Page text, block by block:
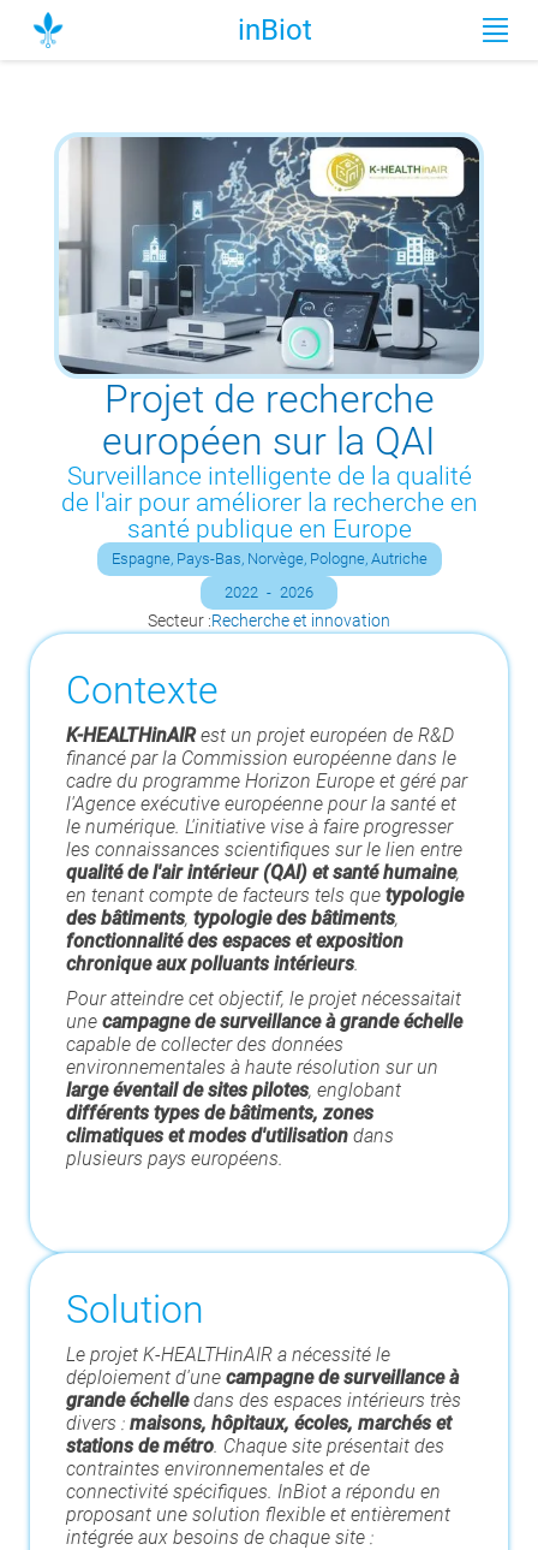
inBiot
Projet de recherche
européen sur la QAI
Surveillance intelligente de la qualité
de l'air pour améliorer la recherche en
santé publique en Europe
Espagne, Pays-Bas, Norvège, Pologne, Autriche
2022 - 2026
Secteur :Recherche et innovation
Contexte
K-HEALTHinAIRest un projet européen de R&D
financé par la Commission européenne dans le
cadre du programme Horizon Europe et géré par
l'Agence exécutive européenne pour la santé et
le numérique. L'initiative vise à faire progresser
les connaissances scientifiques sur le lien entre
qualité de l'air intérieur (QAI) et santé humaine,
en tenant compte de facteurs tels que typologie
des bâtiments, typologie des bâtiments,
fonctionnalité des espaces et exposition
chronique aux polluants intérieurs
Pour atteindre cet objectif, le projet nécessaitait
une campagne de surveillance à grande échelle
capable de collecter des données
environnementales à haute résolution sur un
large éventail de sites pilotes, englobant
différents types de bâtiments, zones
climatiques et modes d'utilisation dans
plusieurs pays européens.
Solution
Le projet K-HEALTHinAIR a nécessité le
déploiement d'une campagne de surveillance à
grande échelledans des espaces intérieurs très
divers : maisons, hôpitaux, écoles, marchés et
stations de métro . Chaque site présentait des
contraintes environnementales et de
connectivité spécifiques. InBiot a répondu en
proposant une solution flexible et entièrement
intégrée aux besoins de chaque site :